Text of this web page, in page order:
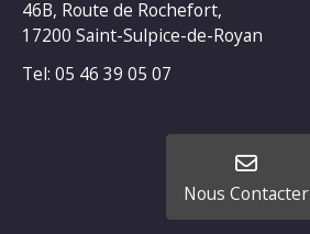
46B, Route de Rochefort,
17200 Saint-Sulpice-de-Royan
Tel: 05 46 39 05 07
Nous Contacter